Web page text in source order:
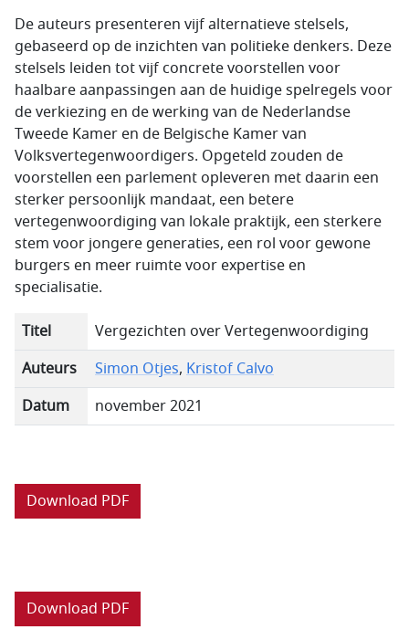
De auteurs presenteren vijf alternatieve stelsels,
gebaseerd op de inzichten van politieke denkers. Deze
stelsels leiden tot vijf concrete voorstellen voor
haalbare aanpassingen aan de huidige spelregels voor
de verkiezing en de werking van de Nederlandse
Tweede Kamer en de Belgische Kamer van
Volksvertegenwoordigers. Opgeteld zouden de
voorstellen een parlement opleveren met daarin een
sterker persoonlijk mandaat, een betere
vertegenwoordiging van lokale praktijk, een sterkere
stem voor jongere generaties, een rol voor gewone
burgers en meer ruimte voor expertise en
specialisatie.
Titel
Vergezichten over Vertegenwoordiging
Auteurs
Simon Otjes, Kristof Calvo
Datum
november 2021
Download PDF
Download PDF